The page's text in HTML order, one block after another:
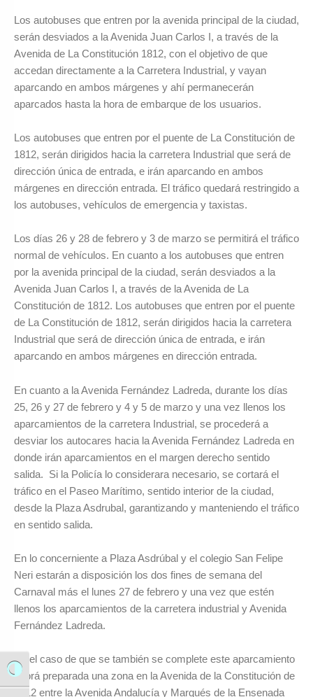
Alternar alto contraste
Los autobuses que entren por la avenida principal de la ciudad,
serán desviados a la Avenida Juan Carlos I, a través de la
Avenida de La Constitución 1812, con el objetivo de que
accedan directamente a la Carretera Industrial, y vayan
aparcando en ambos márgenes y ahí permanecerán
aparcados hasta la hora de embarque de los usuarios.
Los autobuses que entren por el puente de La Constitución de
1812, serán dirigidos hacia la carretera Industrial que será de
dirección única de entrada, e irán aparcando en ambos
márgenes en dirección entrada. El tráfico quedará restringido a
los autobuses, vehículos de emergencia y taxistas.
Los días 26 y 28 de febrero y 3 de marzo se permitirá el tráfico
normal de vehículos. En cuanto a los autobuses que entren
por la avenida principal de la ciudad, serán desviados a la
Avenida Juan Carlos I, a través de la Avenida de La
Constitución de 1812. Los autobuses que entren por el puente
de La Constitución de 1812, serán dirigidos hacia la carretera
Industrial que será de dirección única de entrada, e irán
aparcando en ambos márgenes en dirección entrada.
En cuanto a la Avenida Fernández Ladreda, durante los días
25, 26 y 27 de febrero y 4 y 5 de marzo y una vez llenos los
aparcamientos de la carretera Industrial, se procederá a
desviar los autocares hacia la Avenida Fernández Ladreda en
donde irán aparcamientos en el margen derecho sentido
salida. Si la Policía lo considerara necesario, se cortará el
tráfico en el Paseo Marítimo, sentido interior de la ciudad,
desde la Plaza Asdrubal, garantizando y manteniendo el tráfico
en sentido salida.
En lo concerniente a Plaza Asdrúbal y el colegio San Felipe
Neri estarán a disposición los dos fines de semana del
Carnaval más el lunes 27 de febrero y una vez que estén
llenos los aparcamientos de la carretera industrial y Avenida
Fernández Ladreda.
En el caso de que se también se complete este aparcamiento
habrá preparada una zona en la Avenida de la Constitución de
1812 entre la Avenida Andalucía y Marqués de la Ensenada